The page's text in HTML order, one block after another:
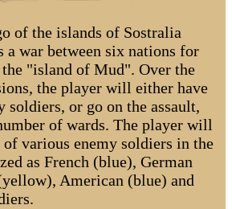
of the islands of Sostralia
a war between six nations for
the "island of Mud". Over the
the player will either have
or go on the assault,
of wards. The player will
of various enemy soldiers in the
as French (blue), German
American (blue) and